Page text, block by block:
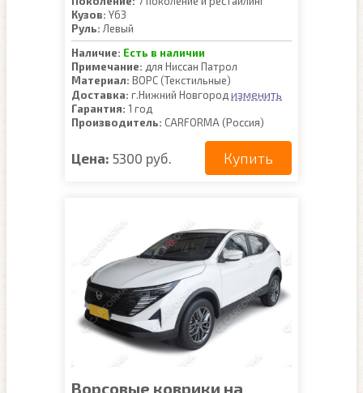
Кузов: Y63
Руль: Левый
Наличие: Есть в наличии
Примечание: для Ниссан Патрол
Материал: ВОРС (Текстильные)
Доставка: г.Нижний Новгород изменить
Гарантия: 1 год
Производитель: CARFORMA (Россия)
Цена: 5300 руб. Купить
Ворсовые коврики на